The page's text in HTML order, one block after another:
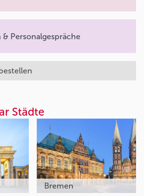
& Personalgespräche
Städte
Bremen